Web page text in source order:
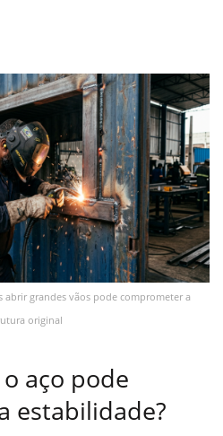
abrir grandes vãos pode comprometer a
original
aço pode
estabilidade?